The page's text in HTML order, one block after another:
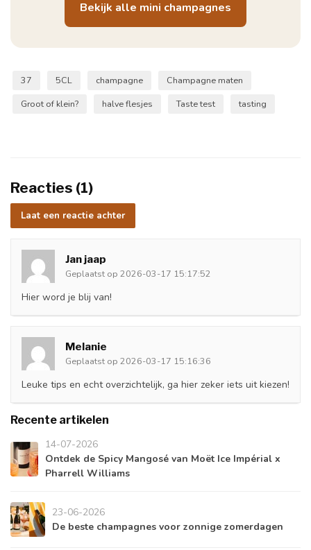
Bekijk alle mini champagnes
37 5CL champagne
Champagne maten
Groot of klein?
halve flesjes Taste test tasting
Reacties (1)
Laat een reactie achter
Jan jaap
Geplaatst op 2026-03-17 15:17:52
Hier word je blij van!
Melanie
Geplaatst op 2026-03-17 15:16:36
Leuke tips en echt overzichtelijk, ga hier zeker iets uit kiezen!
Recente artikelen
14-07-2026
Ontdek de Spicy Mangosé van Moët Ice Impérial x
Pharrell Williams
23-06-2026
De beste champagnes voor zonnige zomerdagen